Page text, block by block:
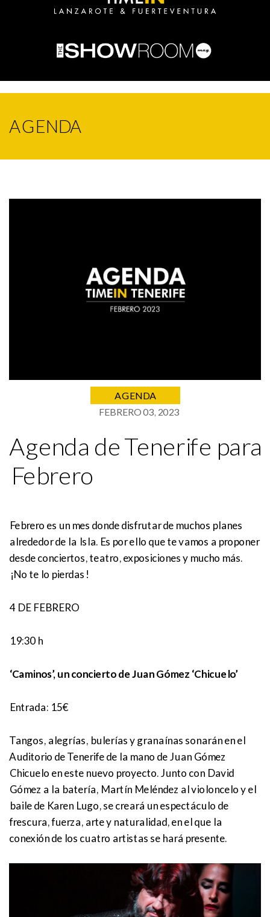
AGENDA
AGENDA
FEBRERO 03, 2023
Agenda de Tenerife para
Febrero
Febrero es un mes donde disfrutar de muchos planes
alrededor de la Isla. Es por ello que te vamos a proponer
desde conciertos, teatro, exposiciones y mucho más.
¡No te lo pierdas!
4 DE FEBRERO
19:30 h
‘Caminos’, un concierto de Juan Gómez ‘Chicuelo’
Entrada: 15€
Tangos, alegrías, bulerías y granaínas sonarán en el
Auditorio de Tenerife de la mano de Juan Gómez
Chicuelo en este nuevo proyecto. Junto con David
Gómez a la batería, Martín Meléndez al violoncelo y el
baile de Karen Lugo, se creará un espectáculo de
frescura, fuerza, arte y naturalidad, en el que la
conexión de los cuatro artistas se hará presente.